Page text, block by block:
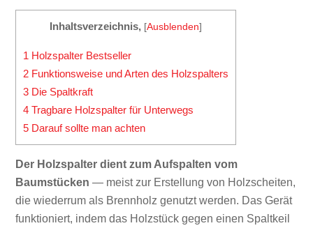
Inhaltsverzeichnis, [Ausblenden]
1 Holzspalter Bestseller
2 Funktionsweise und Arten des Holzspalters
3 Die Spaltkraft
4 Tragbare Holzspalter für Unterwegs
5 Darauf sollte man achten
Der Holzspalter dient zum Aufspalten vom
Baumstücken — meist zur Erstellung von Holzscheiten,
die wiederrum als Brennholz genutzt werden. Das Gerät
funktioniert, indem das Holzstück gegen einen Spaltkeil